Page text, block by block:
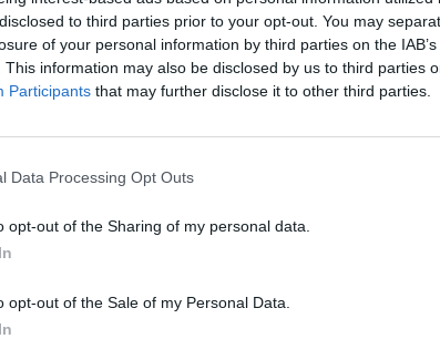
to third parties prior to your opt-out. You may
of your personal information by third parties on the
This information may also be disclosed by us to third parties
Participants that may further disclose it to other third parties.
Data Processing Opt Outs
opt-out of the Sharing of my personal data.
opt-out of the Sale of my Personal Data.
post su Instagram